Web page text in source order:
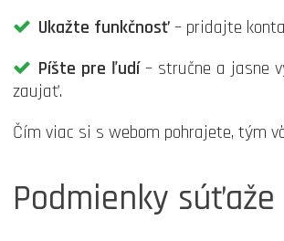
Ukažte funkčnosť– pridajte
Píšte pre ľudí– stručne a jasne
zaujať.
Čím viac si s webom pohrajete, tým
Podmienky súťaže